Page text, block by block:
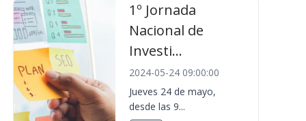
1º Jornada
Nacional de
Investi...
2024-05-24 09:00:00
Jueves 24 de mayo,
desde las 9...